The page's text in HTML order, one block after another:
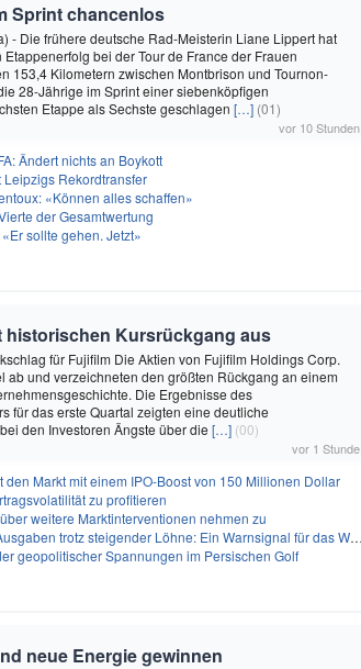
Sprint chancenlos
- Die frühere deutsche Rad-Meisterin Liane Lippert hat
bei der Tour de France der Frauen
153,4 Kilometern zwischen Montbrison und Tournon-
28-Jährige im Sprint einer siebenköpfigen
Etappe als Sechste geschlagen […] (01)
vor 10 Stunden
Ändert nichts an Boykott
Rekordtransfer
«Können alles schaffen»
der Gesamtwertung
sollte gehen. Jetzt»
Kursrückgang aus
für Fujifilm Die Aktien von Fujifilm Holdings Corp.
ab und verzeichneten den größten Rückgang an einem
Die Ergebnisse des
für das erste Quartal zeigten eine deutliche
den Investoren Ängste über die […] (00)
vor 1 Stunde
Markt mit einem IPO-Boost von 150 Millionen Dollar
zu profitieren
weitere Marktinterventionen nehmen zu
trotz steigender Löhne: Ein Warnsignal für das Wachstum
geopolitischer Spannungen im Persischen Golf
neue Energie gewinnen